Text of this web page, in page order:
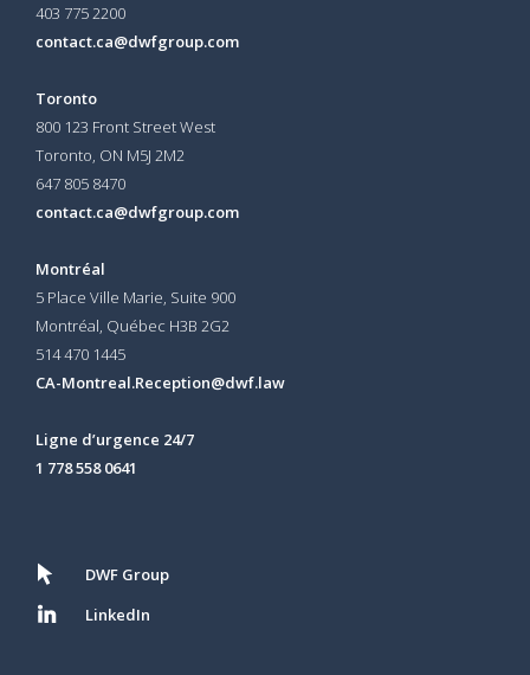
403 775 2200
contact.ca@dwfgroup.com
Toronto
800 123 Front Street West
Toronto, ON M5J 2M2
647 805 8470
contact.ca@dwfgroup.com
Montréal
5 Place Ville Marie, Suite 900
Montréal, Québec H3B 2G2
514 470 1445
CA-Montreal.Reception@dwf.law
Ligne d’urgence 24/7
1 778 558 0641
DWF Group
LinkedIn